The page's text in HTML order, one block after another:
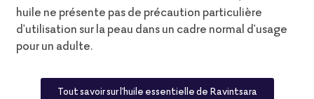
huile ne présente pas de précaution particulière
d'utilisation sur la peau dans un cadre normal d'usage
pour un adulte.
Tout savoir sur l'huile essentielle de Ravintsara